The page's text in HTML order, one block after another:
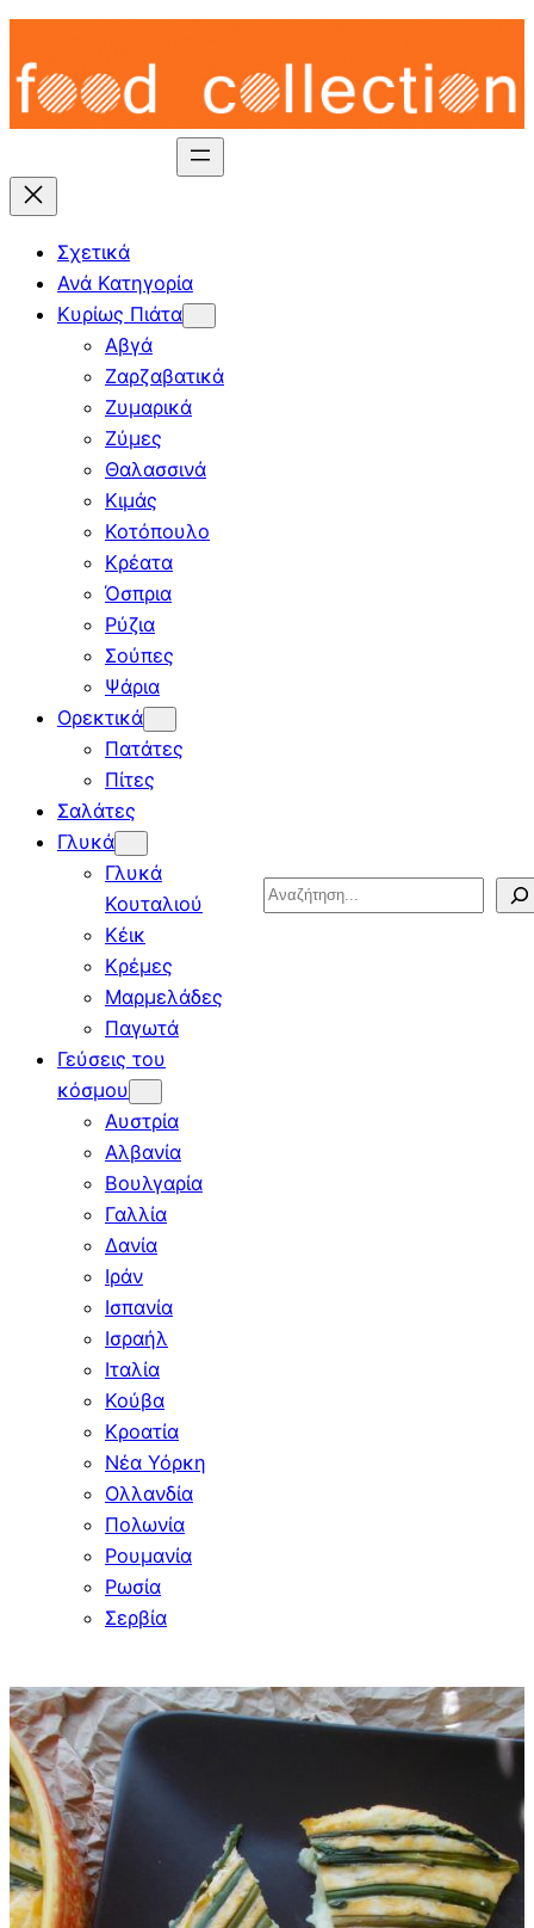
Skip
content
Σχετικά
Ανά Κατηγορία
Κυρίως Πιάτα
Αβγά
Ζαρζαβατικά
Ζυμαρικά
Ζύμες
Θαλασσινά
Κιμάς
Κοτόπουλο
Κρέατα
Όσπρια
Ρύζια
Σούπες
Ψάρια
Ορεκτικά
Πατάτες
Πίτες
Σαλάτες
Γλυκά
Γλυκά
Κουταλιού
Κέικ
Κρέμες
Μαρμελάδες
Παγωτά
Γεύσεις του
κόσμου
Αυστρία
Αλβανία
Βουλγαρία
Γαλλία
Δανία
Ιράν
Ισπανία
Ισραήλ
Ιταλία
Κούβα
Κροατία
Νέα Υόρκη
Ολλανδία
Πολωνία
Ρουμανία
Ρωσία
Σερβία
Search